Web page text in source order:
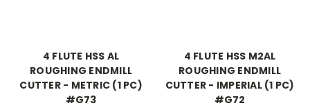
4 FLUTE HSS AL
ROUGHING ENDMILL
CUTTER - METRIC (1 PC)
#G73
4 FLUTE HSS M2AL
ROUGHING ENDMILL
CUTTER - IMPERIAL (1 PC)
#G72